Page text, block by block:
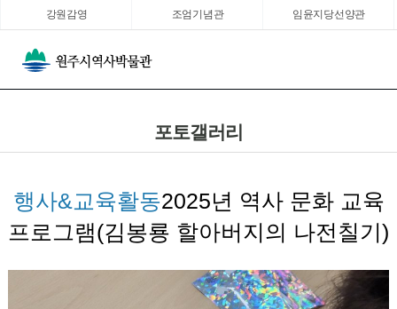
강원감영 조엄기념관 임윤지당선양관
포토갤러리
행사&교육활동2025년 역사 문화 교육
프로그램(김봉룡 할아버지의 나전칠기)